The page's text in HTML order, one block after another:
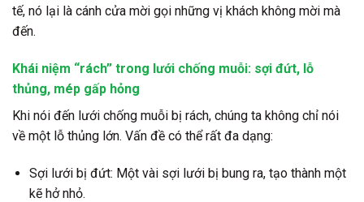
tế, nó lại là cánh cửa mời gọi những vị khách không mời mà
đến.
Khái niệm “rách” trong lưới chống muỗi: sợi đứt, lỗ
thủng, mép gấp hỏng
Khi nói đến lưới chống muỗi bị rách, chúng ta không chỉ nói
về một lỗ thủng lớn. Vấn đề có thể rất đa dạng:
Sợi lưới bị đứt: Một vài sợi lưới bị bung ra, tạo thành một
kẽ hở nhỏ.